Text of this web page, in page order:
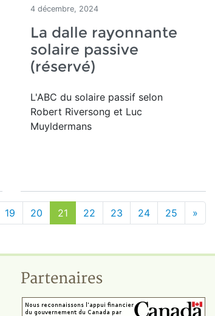
4 décembre, 2024
La dalle rayonnante
solaire passive
(réservé)
L'ABC du solaire passif selon
Robert Riversong et Luc
Muyldermans
19 20 21 22 23 24 25 »
Partenaires